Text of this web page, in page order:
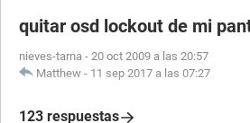
quitar osd lockout de mi
nieves-tarna - 20 oct 2009 a las 20:57
Matthew - 11 sep 2017 a las 07:27
123 respuestas